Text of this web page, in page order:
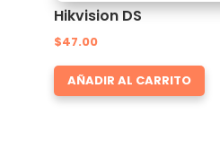
Hikvision DS
$47.00
AÑADIR AL CARRITO